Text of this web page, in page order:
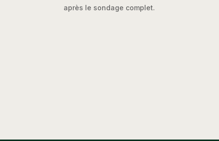
après le sondage complet.